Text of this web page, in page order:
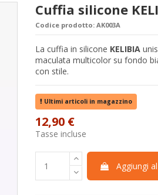
Cuffia silicone
Codice prodotto: AK003A
La cuffia in silicone KELIBIA
maculata multicolor su fondo
con stile.
Ultimi articoli in magazzino
12,90 €
Tasse incluse
Aggiungi